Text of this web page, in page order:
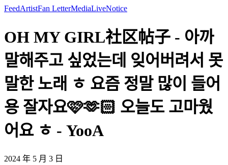
FeedArtistFan LetterMediaLiveNotice
OH MY GIRL社区帖子 - 아까
말해주고 싶었는데 잊어버려서 못
말한 노래 ㅎ 요즘 정말 많이 들어
용 잘자요🩷🫶🏻 오늘도 고마웠
어요 ㅎ - YooA
2024 年 5 月 3 日